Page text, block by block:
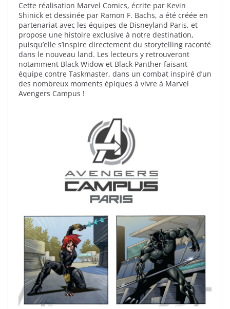
Cette réalisation Marvel Comics, écrite par Kevin
Shinick et dessinée par Ramon F. Bachs, a été créée en
partenariat avec les équipes de Disneyland Paris, et
propose une histoire exclusive à notre destination,
puisqu’elle s’inspire directement du storytelling raconté
dans le nouveau land. Les lecteurs y retrouveront
notamment Black Widow et Black Panther faisant
équipe contre Taskmaster, dans un combat inspiré d’un
des nombreux moments épiques à vivre à Marvel
Avengers Campus !